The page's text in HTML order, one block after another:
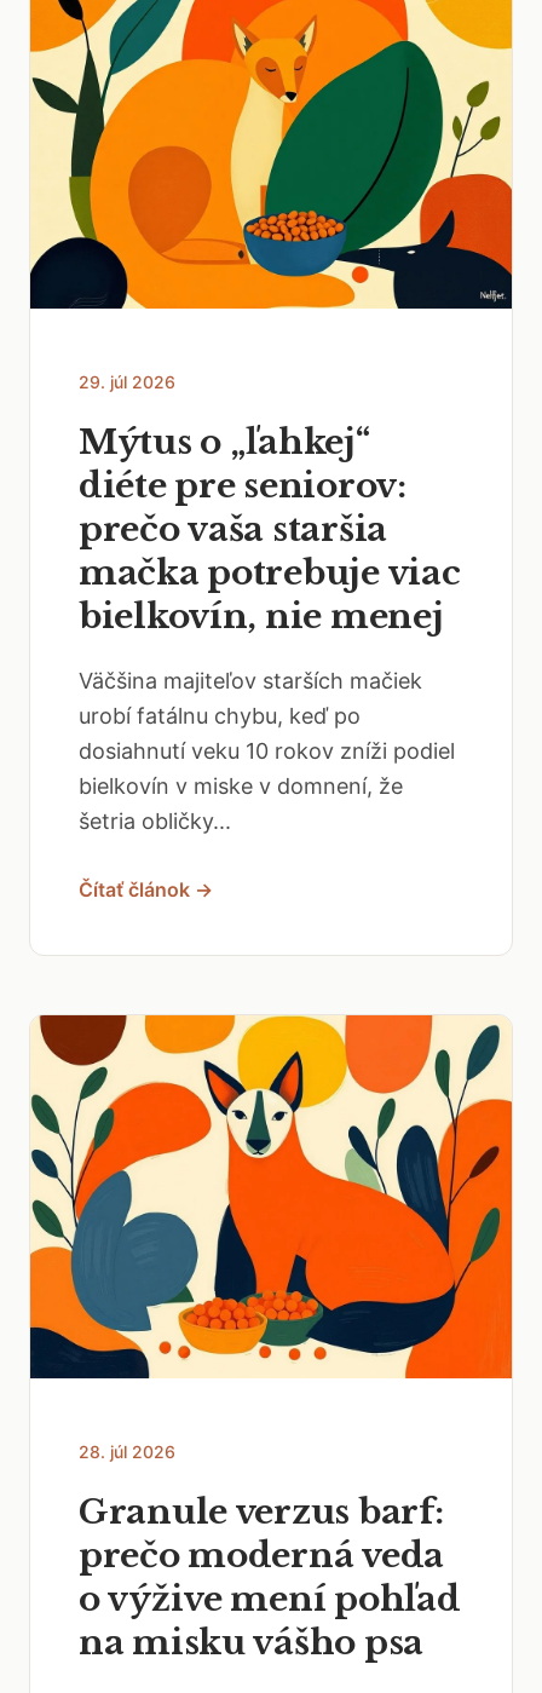
29. júl 2026
Mýtus o „ľahkej“
diéte pre seniorov:
prečo vaša staršia
mačka potrebuje viac
bielkovín, nie menej
Väčšina majiteľov starších mačiek
urobí fatálnu chybu, keď po
dosiahnutí veku 10 rokov zníži podiel
bielkovín v miske v domnení, že
šetria obličky...
Čítať článok →
28. júl 2026
Granule verzus barf:
prečo moderná veda
o výžive mení pohľad
na misku vášho psa